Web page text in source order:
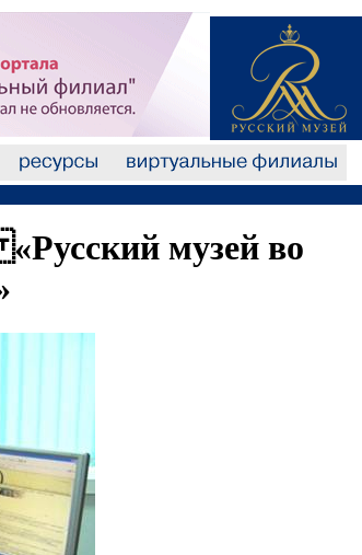
музей во